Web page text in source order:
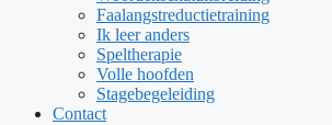
Faalangstreductietraining
Ik leer anders
Speltherapie
Volle hoofden
Stagebegeleiding
Contact